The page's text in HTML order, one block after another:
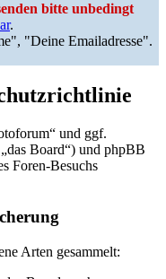
bitte unbedingt
.
"Deine Emailadresse".
und ggf.
Board“) und phpBB
Foren-Besuchs
Arten gesammelt: